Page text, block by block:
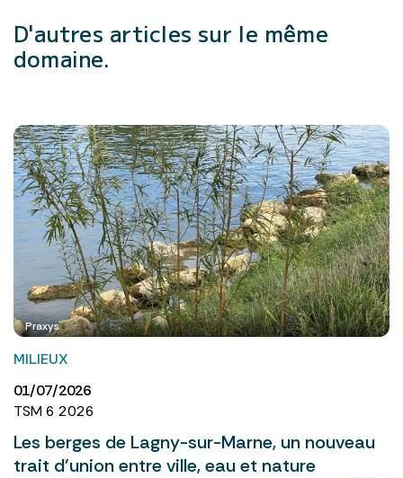
D'autres articles sur le même
domaine.
Praxys
MILIEUX
01/07/2026
TSM 6 2026
Les berges de Lagny-sur-Marne, un nouveau
trait d’union entre ville, eau et nature